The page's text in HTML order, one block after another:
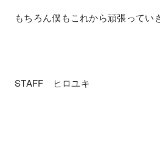
もちろん僕もこれから頑張ってい
STAFF ヒロユキ